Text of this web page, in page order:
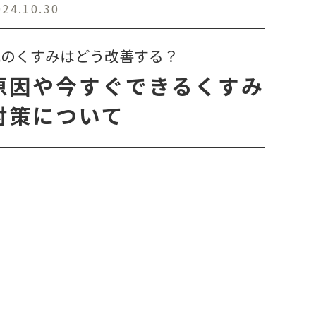
くすみはどう改善する？
因や今すぐできるくすみ
策について